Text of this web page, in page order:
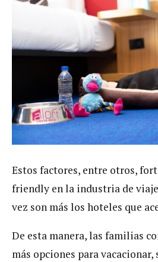
Estos factores, entre otros,
friendly en la industria de
vez son más los hoteles que
De esta manera, las familias
más opciones para